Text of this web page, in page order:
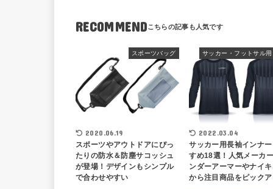
RECOMMEND
スポーツバッグ
2020.06.19
スポーツやアウトドアにぴっ
たりの防水＆防塵サコッシュ
が登場！デザインもシンプル
で合わせやすい
2022.03.04
サッカー用長袖インナ
すめ18選！人気メーカ
ンダーアーマーやナイ
から注目商品をピック